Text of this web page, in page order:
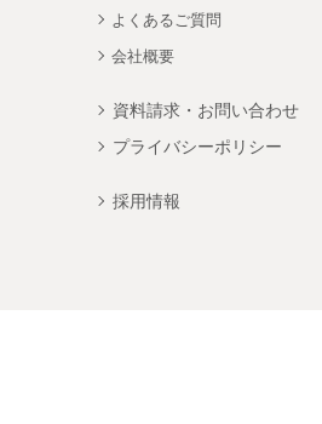
よくあるご質問
会社概要
資料請求・お問い合わせ
プライバシーポリシー
採用情報